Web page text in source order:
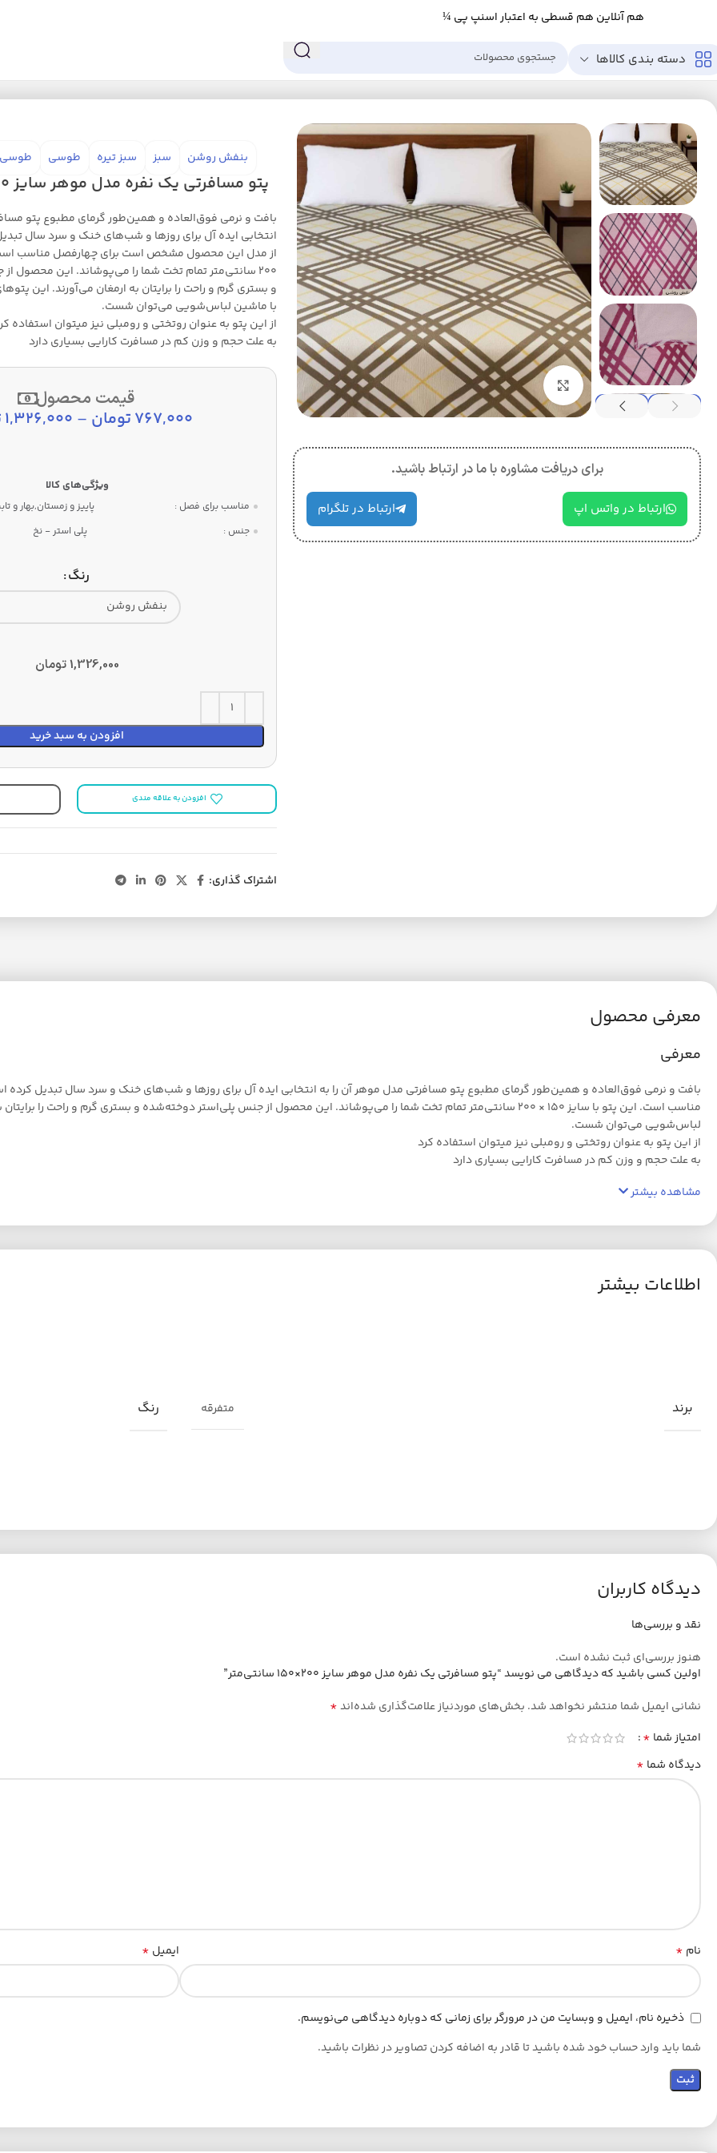
هم آنلاین هم قسطی به اعتبار اسنپ پی ¼
دسته بندی کالاها
بزرگنمایی تصویر
برای دریافت مشاوره با ما در ارتباط باشید.
ارتباط در واتس اپ ارتباط در تلگرام
بنفش روشن
سبز سبز تیره طوسی
پتو مسافرتی یک نفره مدل موهر سایز 200×150 سانتی‌متر
بافت و نرمی فوق‌العاده و همین‌طور گرمای مطبوع پتو
انتخابی ایده آل برای روزها و شب‌های خنک و سرد سال
200 سانتی‌متر تمام تخت شما را می‌پوشاند. این محصول
و بستری گرم و راحت را برایتان به ‌ارمغان می‌آورند. این
با ماشین لباس‌شویی می‌توان شست.
از این پتو به عنوان روتختی و رومبلی نیز میتوان استفاده
به علت حجم و وزن کم در مسافرت کارایی بسیاری دارد
قیمت محصول
767,000تومان –
1,326,000
مناسب برای فصل :
پاییز و زمستان,بهار و
جنس :
پلی استر - نخ
رنگ
1,326,000تومان
افزودن به سبد خرید
افزودن به علاقه مندی
اشتراک گذاری:
معرفی محصول
معرفی
بافت و نرمی فوق‌العاده و همین‌طور گرمای مطبوع پتو مسافرتی مدل موهر آن را به انتخابی ایده آل برای روزها و شب‌های خنک و سرد سال تبدیل
مناسب است. این پتو با سایز 150 × 200 سانتی‌متر تمام تخت شما را می‌پوشاند. این محصول از جنس پلی‌استر دوخته‌شده و بستری گرم و
لباس‌شویی می‌توان شست.
از این پتو به عنوان روتختی و رومبلی نیز میتوان استفاده کرد
به علت حجم و وزن کم در مسافرت کارایی بسیاری دارد
مشاهده بیشتر
اطلاعات بیشتر
برند متفرقه رنگ
دیدگاه کاربران
نقد و بررسی‌ها
هنوز بررسی‌ای ثبت نشده است.
اولین کسی باشید که دیدگاهی می نویسد “پتو مسافرتی یک نفره مدل موهر سایز 200×150 سانتی‌متر”
نشانی ایمیل شما منتشر نخواهد شد. بخش‌های موردنیاز علامت‌گذاری شده‌اند*
امتیاز شما *
دیدگاه شما *
نام * ایمیل *
ذخیره نام، ایمیل و وبسایت من در مرورگر برای زمانی که دوباره دیدگاهی می‌نویسم.
شما باید وارد حساب خود شده باشید تا قادر به اضافه کردن تصاویر در نظرات باشید.